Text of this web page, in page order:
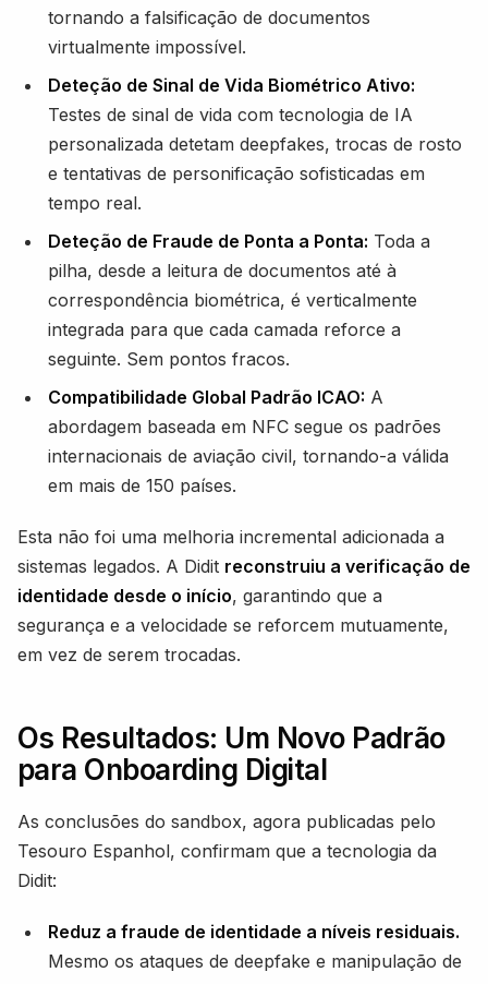
tornando a falsificação de documentos
virtualmente impossível.
Deteção de Sinal de Vida Biométrico Ativo:
Testes de sinal de vida com tecnologia de IA
personalizada detetam deepfakes, trocas de rosto
e tentativas de personificação sofisticadas em
tempo real.
Deteção de Fraude de Ponta a Ponta: Toda a
pilha, desde a leitura de documentos até à
correspondência biométrica, é verticalmente
integrada para que cada camada reforce a
seguinte. Sem pontos fracos.
Compatibilidade Global Padrão ICAO: A
abordagem baseada em NFC segue os padrões
internacionais de aviação civil, tornando-a válida
em mais de 150 países.
Esta não foi uma melhoria incremental adicionada a
sistemas legados. A Didit reconstruiu a verificação de
identidade desde o início, garantindo que a
segurança e a velocidade se reforcem mutuamente,
em vez de serem trocadas.
Os Resultados: Um Novo Padrão
para Onboarding Digital
As conclusões do sandbox, agora publicadas pelo
Tesouro Espanhol, confirmam que a tecnologia da
Didit:
Reduz a fraude de identidade a níveis residuais.
Mesmo os ataques de deepfake e manipulação de